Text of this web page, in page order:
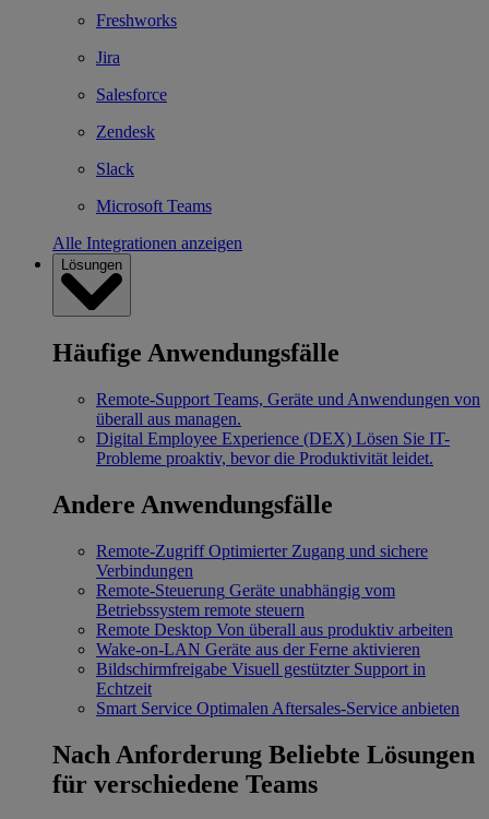
Freshworks
Jira
Salesforce
Zendesk
Slack
Microsoft Teams
Alle Integrationen anzeigen
Lösungen
Häufige Anwendungsfälle
Remote-Support Teams, Geräte und Anwendungen von
überall aus managen.
Digital Employee Experience (DEX) Lösen Sie IT-
Probleme proaktiv, bevor die Produktivität leidet.
Andere Anwendungsfälle
Remote-Zugriff Optimierter Zugang und sichere
Verbindungen
Remote-Steuerung Geräte unabhängig vom
Betriebssystem remote steuern
Remote Desktop Von überall aus produktiv arbeiten
Wake-on-LAN Geräte aus der Ferne aktivieren
Bildschirmfreigabe Visuell gestützter Support in
Echtzeit
Smart Service Optimalen Aftersales-Service anbieten
Nach Anforderung Beliebte Lösungen
für verschiedene Teams